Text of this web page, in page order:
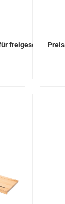
freigeschaltete